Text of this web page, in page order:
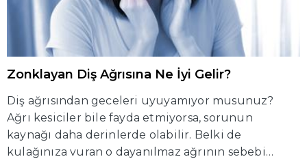
Zonklayan Diş Ağrısına Ne İyi Gelir?
Diş ağrısından geceleri uyuyamıyor musunuz?
Ağrı kesiciler bile fayda etmiyorsa, sorunun
kaynağı daha derinlerde olabilir. Belki de
kulağınıza vuran o dayanılmaz ağrının sebebi